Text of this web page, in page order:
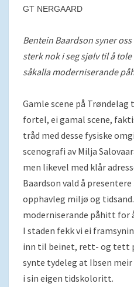
GT NERGAARD
Bentein Baardson syner
sterk nok i seg sjølv til å
såkalla moderniserande
Gamle scene på
fortel, ei gamal scene,
tråd med desse fysiske
scenografi av Milja
men likevel med klår
Baardson vald å presentere
opphavleg miljø og
moderniserande påhitt for
I staden fekk vi ei
inn til beinet, rett- og tett
synte tydeleg at Ibsen
i sin eigen tidskoloritt.